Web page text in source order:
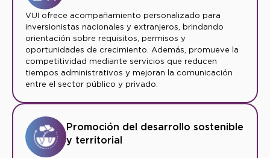
VUI ofrece acompañamiento personalizado para
inversionistas nacionales y extranjeros, brindando
orientación sobre requisitos, permisos y
oportunidades de crecimiento. Además, promueve la
competitividad mediante servicios que reducen
tiempos administrativos y mejoran la comunicación
entre el sector público y privado.
Promoción del desarrollo sostenible
y territorial